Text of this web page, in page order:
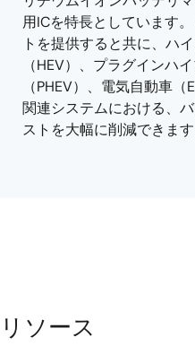
用ICを特長としています
トを提供すると共に、ハ
（HEV）、プラグインハ
（PHEV）、電気自動車
関連システムにおける、
ストを大幅に削減できます
リソース